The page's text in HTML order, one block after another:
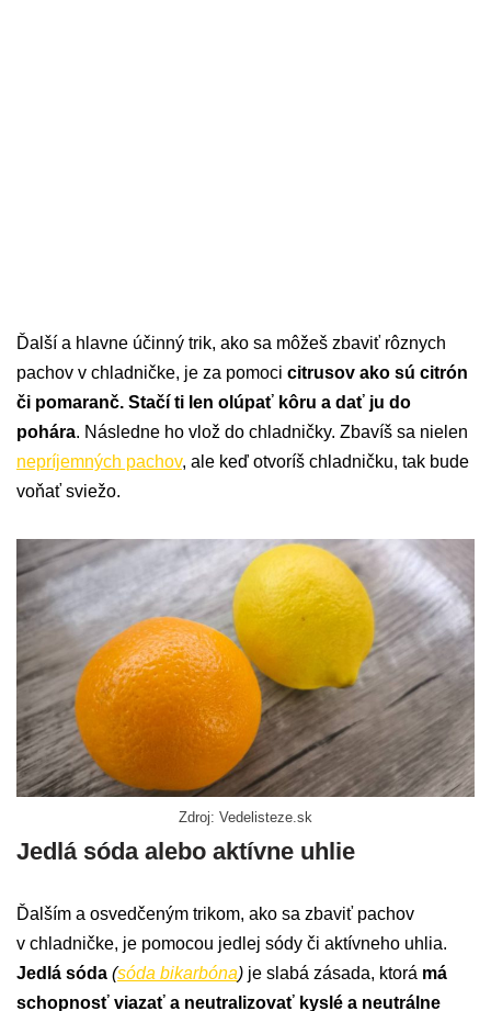
Ďalší a hlavne účinný trik, ako sa môžeš zbaviť rôznych
pachov v chladničke, je za pomoci citrusov ako sú citrón
či pomaranč. Stačí ti len olúpať kôru a dať ju do
pohára. Následne ho vlož do chladničky. Zbavíš sa nielen
nepríjemných pachov, ale keď otvoríš chladničku, tak bude
voňať sviežo.
Zdroj: Vedelisteze.sk
Jedlá sóda alebo aktívne uhlie
Ďalším a osvedčeným trikom, ako sa zbaviť pachov
v chladničke, je pomocou jedlej sódy či aktívneho uhlia.
Jedlá sóda (sóda bikarbóna) je slabá zásada, ktorá má
schopnosť viazať a neutralizovať kyslé a neutrálne